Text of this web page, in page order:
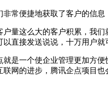
便捷地获取了客户的信息
这么大的客户积累，我们
直接发送说说，十万用户
一个使企业管理更加方便
网的进步，腾讯企点项目也